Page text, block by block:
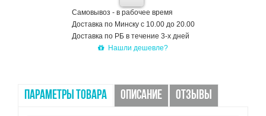
Самовывоз - в рабочее время
Доставка по Минску с 10.00 до 20.00
Доставка по РБ в течение 3-х дней
Нашли дешевле?
ПАРАМЕТРЫ ТОВАРА ОПИСАНИЕ ОТЗЫВЫ